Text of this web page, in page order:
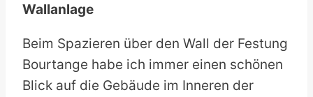
Wallanlage
Beim Spazieren über den Wall der Festung
Bourtange habe ich immer einen schönen
Blick auf die Gebäude im Inneren der